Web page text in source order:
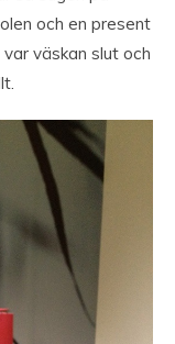
och en present
väskan slut och